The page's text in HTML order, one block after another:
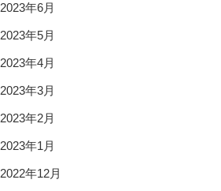
2023年6月
2023年5月
2023年4月
2023年3月
2023年2月
2023年1月
2022年12月